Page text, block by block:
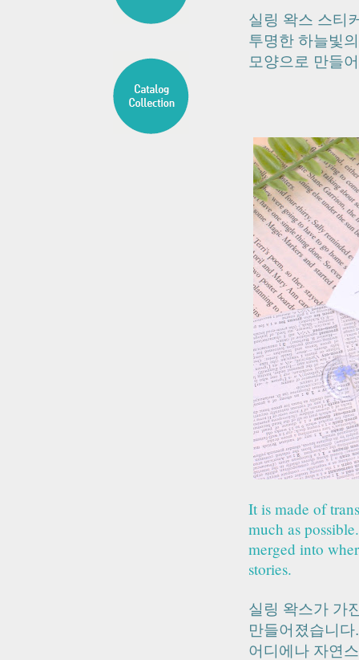
실링 왁스 스티
투명한 하늘빛
모양으로 만들
It is made of
much as
merged into
stories.
실링 왁스가 가
만들어졌습니
어디에나 자연